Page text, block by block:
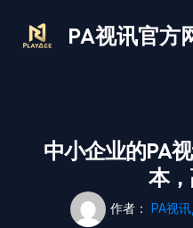
PA视讯官方
中小企业的PA
本
作者： PA视